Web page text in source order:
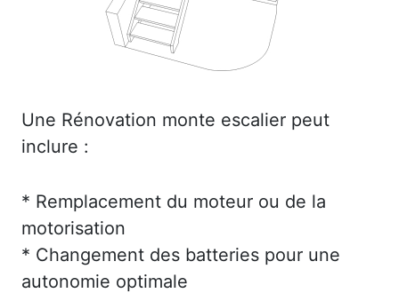
Une Rénovation monte escalier peut
inclure :
* Remplacement du moteur ou de la
motorisation
* Changement des batteries pour une
autonomie optimale